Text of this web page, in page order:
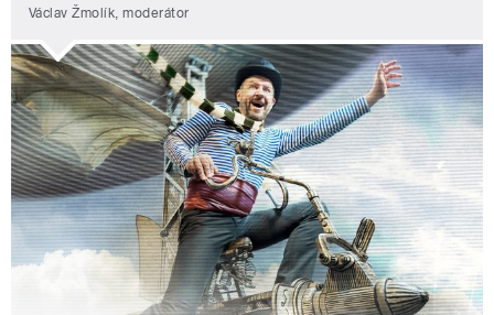
Václav Žmolík, moderátor